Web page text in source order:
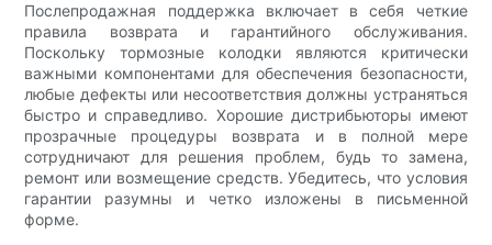
Послепродажная поддержка включает в себя четкие
правила возврата и гарантийного обслуживания.
Поскольку тормозные колодки являются критически
важными компонентами для обеспечения безопасности,
любые дефекты или несоответствия должны устраняться
быстро и справедливо. Хорошие дистрибьюторы имеют
прозрачные процедуры возврата и в полной мере
сотрудничают для решения проблем, будь то замена,
ремонт или возмещение средств. Убедитесь, что условия
гарантии разумны и четко изложены в письменной
форме.